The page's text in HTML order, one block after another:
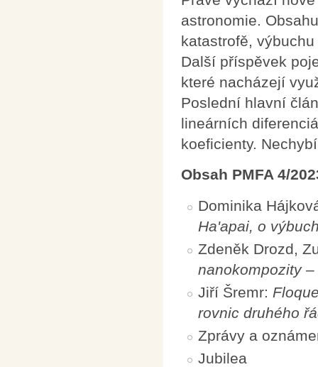
astronomie.
katastrofě,
Další příspěvek
které nacházejí
Poslední hlavní
lineárních
koeficienty.
Obsah PMFA 4/
Dominika
Ha'apai, o
Zdeněk Drozd,
nanokompozity
Jiří Šremr:
rovnic druhého
Zprávy a
Jubilea